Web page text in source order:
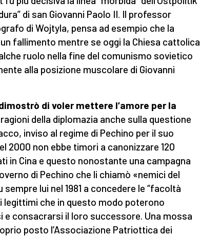
di san Giovanni Paolo II. Il professor
di Wojtyla, pensa ad esempio che la
fallimento mentre se oggi la Chiesa cattolica
ruolo nella fine del comunismo sovietico
alla posizione muscolare di Giovanni
di voler mettere l’amore per la
della diplomazia anche sulla questione
inviso al regime di Pechino per il suo
2000 non ebbe timori a canonizzare 120
in Cina e questo nonostante una campagna
di Pechino che li chiamò «nemici del
lui nel 1981 a concedere le “facoltà
legittimi che in questo modo poterono
e consacrarsi il loro successore. Una mossa
posto l’Associazione Patriottica dei